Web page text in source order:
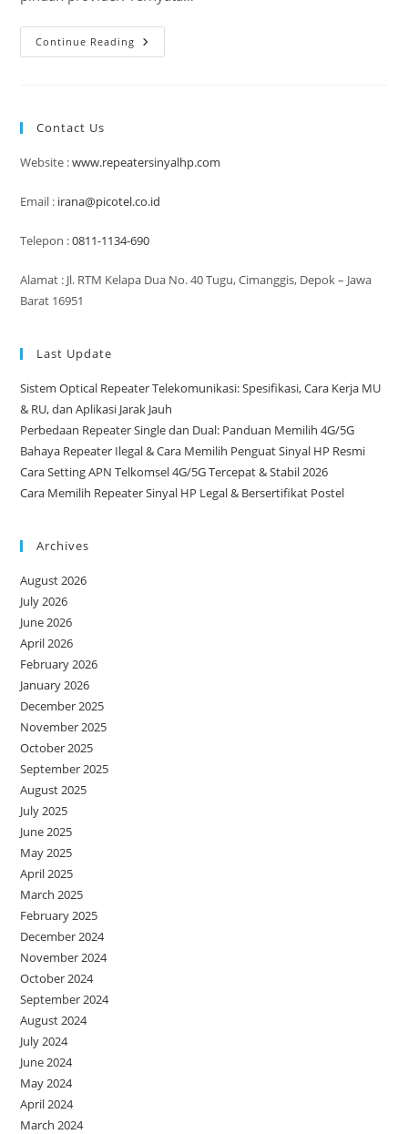
Continue Reading Cara
Memilih
&
Kantor
Contact Us
Website :www.repeatersinyalhp.com
Email : irana@picotel.co.id
Telepon :0811-1134-690
Alamat : Jl. RTM Kelapa Dua No. 40 Tugu, Cimanggis, Depok – Jawa
Barat 16951
Last Update
Sistem Optical Repeater Telekomunikasi: Spesifikasi, Cara Kerja MU
& RU, dan Aplikasi Jarak Jauh
Perbedaan Repeater Single dan Dual: Panduan Memilih 4G/5G
Bahaya Repeater Ilegal & Cara Memilih Penguat Sinyal HP Resmi
Cara Setting APN Telkomsel 4G/5G Tercepat & Stabil 2026
Cara Memilih Repeater Sinyal HP Legal & Bersertifikat Postel
Archives
August 2026
July 2026
June 2026
April 2026
February 2026
January 2026
December 2025
November 2025
October 2025
September 2025
August 2025
July 2025
June 2025
May 2025
April 2025
March 2025
February 2025
December 2024
November 2024
October 2024
September 2024
August 2024
July 2024
June 2024
May 2024
April 2024
March 2024